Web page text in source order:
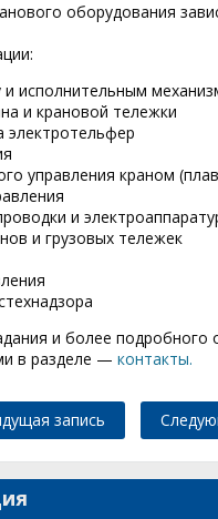
оборудования
исполнительным
и крановой тележки
электротельфер
управления краном
и
и грузовых тележек
и более подробного
в разделе — контакты.
запись